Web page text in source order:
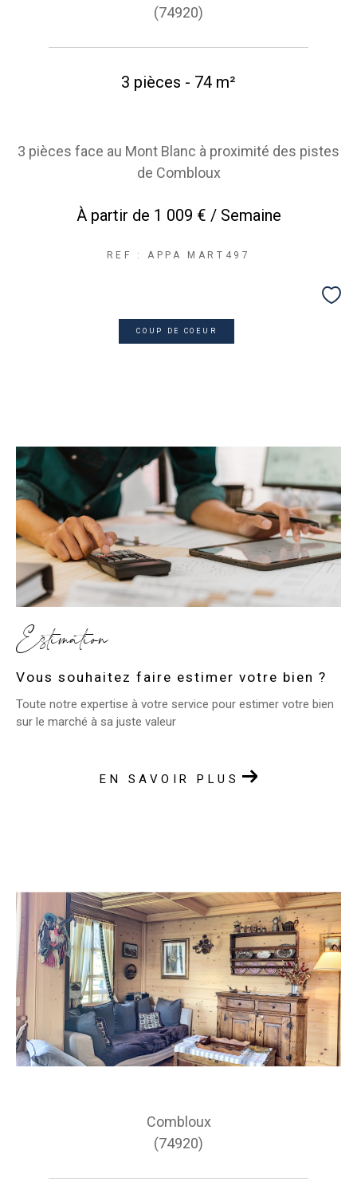
(74920)
3 pièces - 74 m²
3 pièces face au Mont Blanc à proximité des pistes
de Combloux
À partir de 1 009 € / Semaine
REF : APPA MART497
COUP DE COEUR
Estimation
Vous souhaitez faire estimer votre bien ?
Toute notre expertise à votre service pour estimer votre bien
sur le marché à sa juste valeur
EN SAVOIR PLUS
Combloux
(74920)